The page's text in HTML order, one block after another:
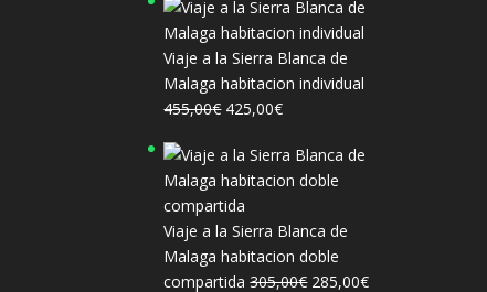
Viaje a la Sierra Blanca de
Malaga habitacion individual
455,00€ El
original
era:
455,00€.
425,00€El
actual
es:
Viaje a la Sierra Blanca de
Malaga habitacion doble
compartida 305,00€ El
285,00€El